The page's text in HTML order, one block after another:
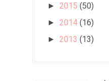
► 2015 (50)
► 2014 (16)
► 2013 (13)